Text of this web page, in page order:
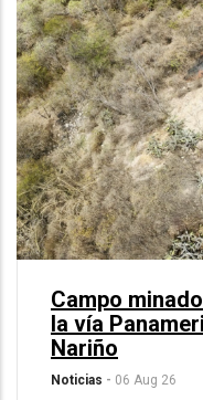
Campo
la vía
Nariño
Noticias - 06 Aug 26